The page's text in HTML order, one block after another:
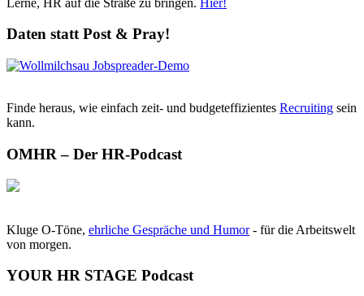
Daten statt Post & Pray!
Finde heraus, wie einfach zeit- und budgeteffizientes Recruiting sein
kann.
OMHR – Der HR-Podcast
Kluge O-Töne, ehrliche Gespräche und Humor- für die Arbeitswelt
von morgen.
YOUR HR STAGE Podcast